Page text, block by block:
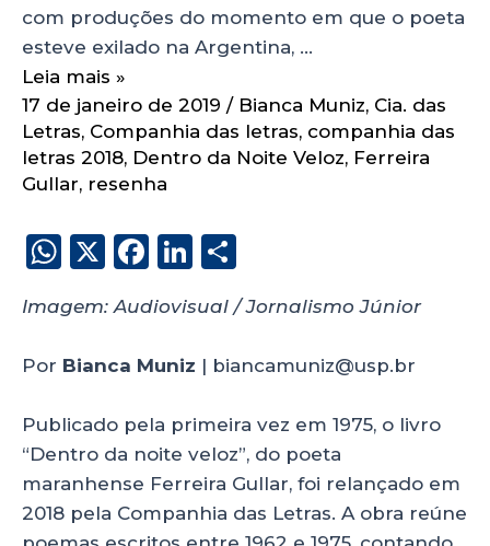
com produções do momento em que o poeta
esteve exilado na Argentina, …
Leia mais »
17 de janeiro de 2019 / Bianca Muniz, Cia. das
Letras, Companhia das letras, companhia das
letras 2018, Dentro da Noite Veloz, Ferreira
Gullar, resenha
W
a
ts
p
p
X
F
c
e
o
o
k
Li
k
e
n
h
a
re
Imagem: Audiovisual / Jornalismo Júnior
Por Bianca Muniz | biancamuniz@usp.br
Publicado pela primeira vez em 1975, o livro
“Dentro da noite veloz”, do poeta
maranhense Ferreira Gullar, foi relançado em
2018 pela Companhia das Letras. A obra reúne